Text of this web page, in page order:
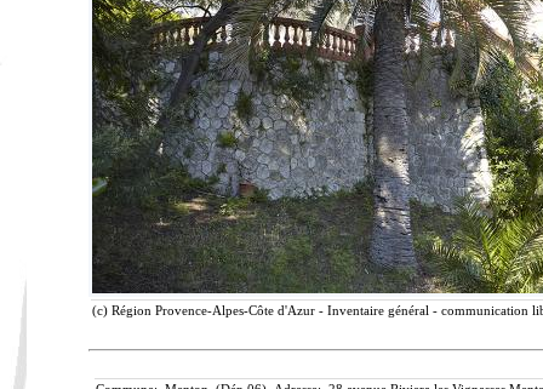
(c) Région Provence-Alpes-Côte d'Azur - Inventaire général - communication